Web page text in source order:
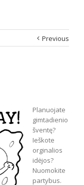
Previous
Planuojate
gimtadienio
šventę?
Ieškote
orginalios
idėjos?
Nuomokite
partybus.